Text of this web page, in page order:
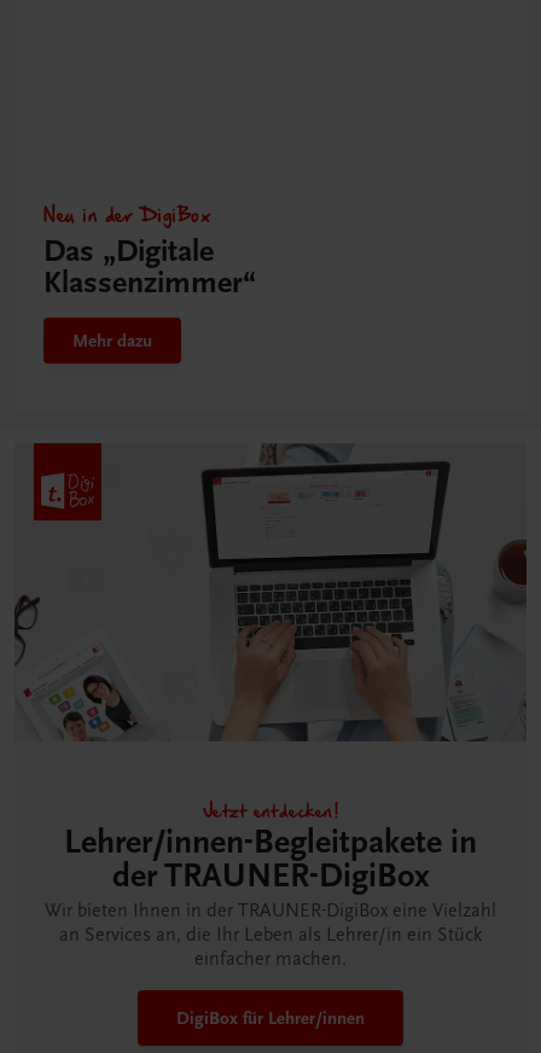
Neu in der DigiBox
Das „Digitale
Klassenzimmer“
Mehr dazu
Jetzt entdecken!
Lehrer/innen-Begleitpakete in
der TRAUNER-DigiBox
Wir bieten Ihnen in der TRAUNER-DigiBox eine Vielzahl
an Services an, die Ihr Leben als Lehrer/in ein Stück
einfacher machen.
DigiBox für Lehrer/innen